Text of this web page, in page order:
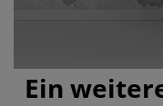
Ein